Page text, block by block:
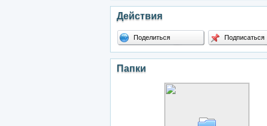
Действия
Поделиться Подписаться
Папки